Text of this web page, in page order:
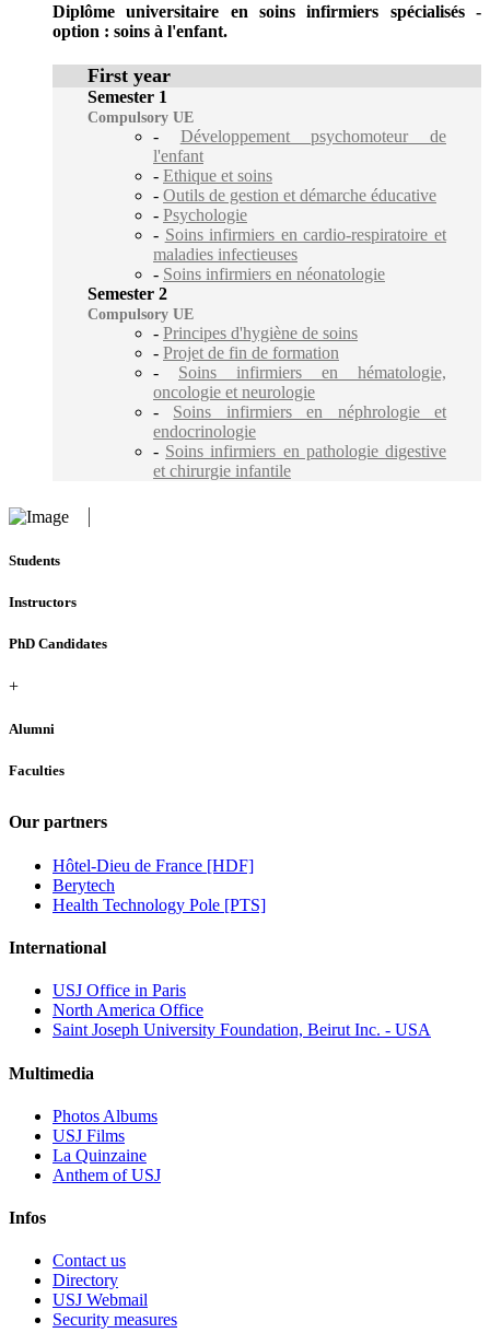
Diplôme universitaire en soins infirmiers spécialisés -
option : soins à l'enfant.
First year
Semester 1
Compulsory UE
- Développement psychomoteur de
l'enfant
- Ethique et soins
- Outils de gestion et démarche éducative
- Psychologie
- Soins infirmiers en cardio-respiratoire et
maladies infectieuses
- Soins infirmiers en néonatologie
Semester 2
Compulsory UE
- Principes d'hygiène de soins
- Projet de fin de formation
- Soins infirmiers en hématologie,
oncologie et neurologie
- Soins infirmiers en néphrologie et
endocrinologie
- Soins infirmiers en pathologie digestive
et chirurgie infantile
Students
Instructors
PhD Candidates
+
Alumni
Faculties
Our partners
Hôtel-Dieu de France [HDF]
Berytech
Health Technology Pole [PTS]
International
USJ Office in Paris
North America Office
Saint Joseph University Foundation, Beirut Inc. - USA
Multimedia
Photos Albums
USJ Films
La Quinzaine
Anthem of USJ
Infos
Contact us
Directory
USJ Webmail
Security measures